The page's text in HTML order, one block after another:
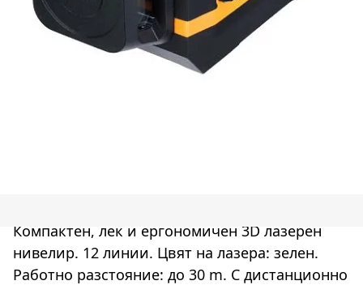
Компактен, лек и ергономичен 3D лазерен
нивелир. 12 линии. Цвят на лазера: зелен.
Работно разстояние: до 30 m. С дистанционно